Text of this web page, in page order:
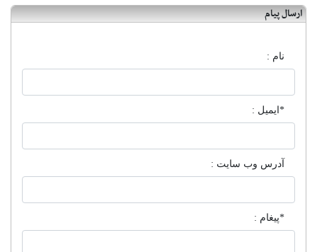
ارسال پیام
نام :
*ایمیل :
آدرس وب سایت :
*پیغام :